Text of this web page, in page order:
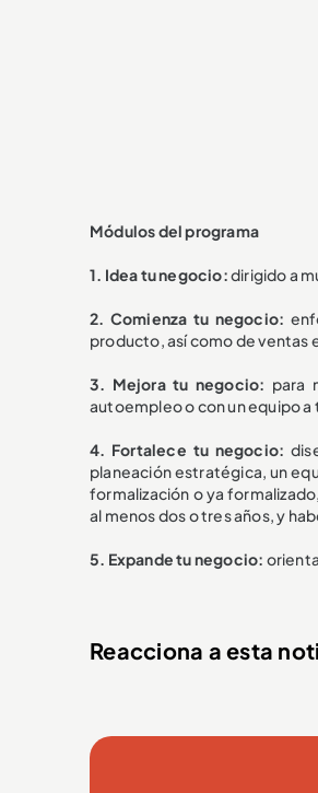
Módulos del programa
1. Idea tu negocio:dirigido a
2. Comienza tu negocio:
producto, así como de ventas
3. Mejora tu negocio: para
autoempleo o con un equipo
4. Fortalece tu negocio:
planeación estratégica, un
formalización o ya
al menos dos o tres años, y
5. Expande tu negocio:
Reacciona a esta